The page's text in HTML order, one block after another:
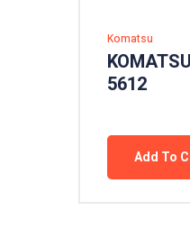
Komatsu
5612
Add To